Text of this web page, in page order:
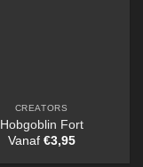
CREATORS
Hobgoblin Fort
Vanaf €3,95